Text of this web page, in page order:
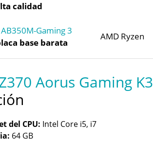
calidad
Gaming 3
base barata
AMD Ryzen
Aorus Gaming K3
del CPU: Intel Core i5, i7
64 GB